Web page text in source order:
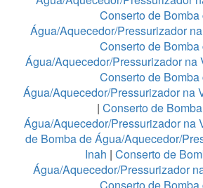
Conserto de Bomba
Água/Aquecedor/Pressurizador
Conserto de Bomba
Água/Aquecedor/Pressurizador na
Conserto de Bomba
Água/Aquecedor/Pressurizador na
| Conserto de
Água/Aquecedor/Pressurizador na
de Bomba de Água/Aquecedor/
Inah | Conserto de
Água/Aquecedor/Pressurizador